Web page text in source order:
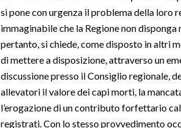
si pone con urgenza il problema della loro
immaginabile che la Regione non
pertanto, si chiede, come disposto in altri
di mettere a disposizione, attraverso un
discussione presso il Consiglio regionale,
allevatori il valore dei capi morti, la
l’erogazione di un contributo forfettario
registrati. Con lo stesso provvedimento